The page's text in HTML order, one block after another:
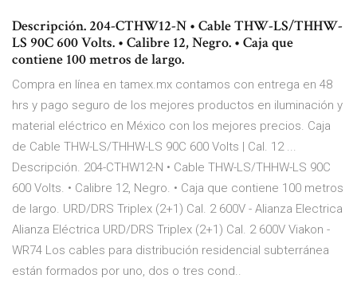
Descripción. 204-CTHW12-N • Cable THW-LS/THHW-
LS 90C 600 Volts. • Calibre 12, Negro. • Caja que
contiene 100 metros de largo.
Compra en línea en tamex.mx contamos con entrega en 48
hrs y pago seguro de los mejores productos en iluminación y
material eléctrico en México con los mejores precios. Caja
de Cable THW-LS/THHW-LS 90C 600 Volts | Cal. 12 ...
Descripción. 204-CTHW12-N • Cable THW-LS/THHW-LS 90C
600 Volts. • Calibre 12, Negro. • Caja que contiene 100 metros
de largo. URD/DRS Triplex (2+1) Cal. 2 600V - Alianza Electrica
Alianza Eléctrica URD/DRS Triplex (2+1) Cal. 2 600V Viakon -
WR74 Los cables para distribución residencial subterránea
están formados por uno, dos o tres cond..